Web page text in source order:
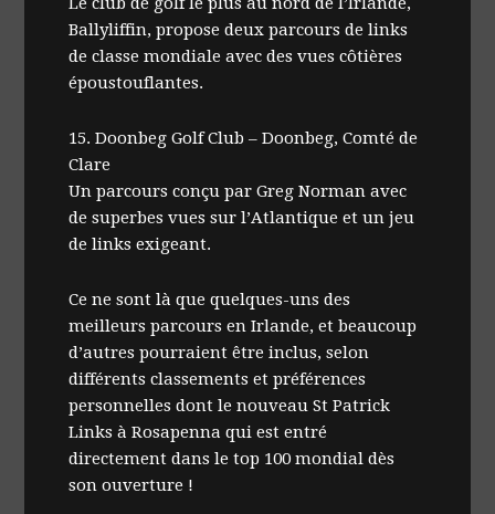
Ballyliffin, propose deux parcours de links
de classe mondiale avec des vues côtières
époustouflantes.
15. Doonbeg Golf Club – Doonbeg, Comté de
Clare
Un parcours conçu par Greg Norman avec
de superbes vues sur l’Atlantique et un jeu
de links exigeant.
Ce ne sont là que quelques-uns des
meilleurs parcours en Irlande, et beaucoup
d’autres pourraient être inclus, selon
différents classements et préférences
personnelles dont le nouveau St Patrick
Links à Rosapenna qui est entré
directement dans le top 100 mondial dès
son ouverture !